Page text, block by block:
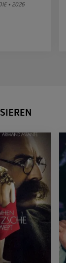
• 2026